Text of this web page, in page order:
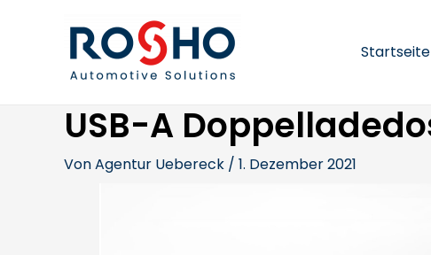
Startseite
USB-A
VonAgentur Uebereck / 1. Dezember 2021